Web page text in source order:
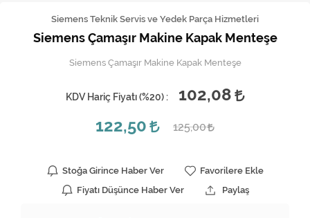
Musluk
Rezistanslar
Soğutma Sistemleri
Şofben ve Termosifon
Siemens Teknik Servis ve Yedek Parça Hizmetleri
Siemens Çamaşır Makine Kapak Menteşe
Siemens Çamaşır Makine Kapak Menteşe
KDV Hariç Fiyatı (%20) :
102,08
122,50
125,00
Stoğa Girince Haber Ver
Favorilere Ekle
Fiyatı Düşünce Haber Ver
Paylaş